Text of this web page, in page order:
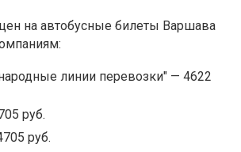
на автобусные билеты Варшава
линии перевозки" — 4622
руб.
руб.